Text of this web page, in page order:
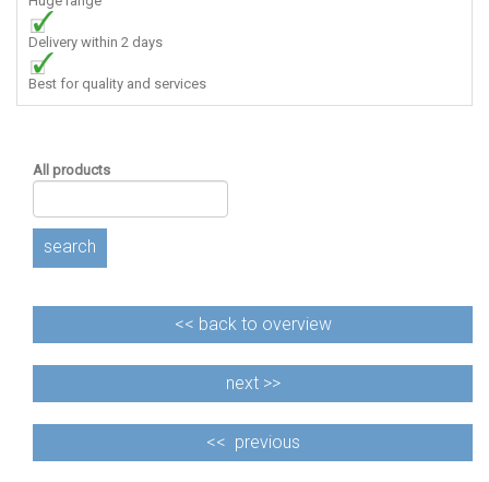
Delivery within 2 days
Best for quality and services
All products
search
<< back to overview
next >>
<< previous